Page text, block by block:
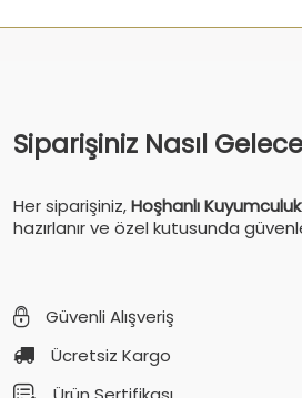
Siparişiniz Nasıl
Her siparişiniz,Hoşhanlı Kuyumculuk
hazırlanır ve özel kutusunda
Güvenli Alışveriş
Ücretsiz Kargo